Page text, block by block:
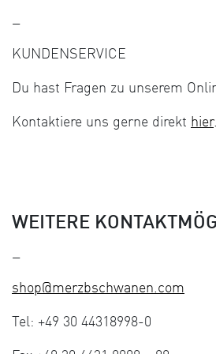
—
KUNDENSERVICE
Du hast Fragen zu unserem
Kontaktiere uns gerne direkt hier.
WEITERE
—
shop@merzbschwanen.com
Tel: +49 30 44318998-0